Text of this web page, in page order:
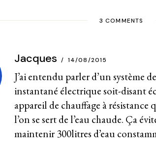
3 COMMENTS
Jacques 14/08/2015
J’ai entendu parler d’un système
instantané électrique soit-disant
appareil de chauffage à
l’on se sert de l’eau chaude. Ça
maintenir 300litres d’eau